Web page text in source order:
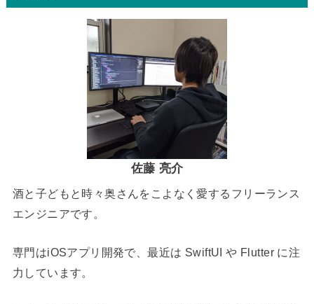
佐藤 亮介
酒と子どもと時々奥さんをこよなく愛するフリーランス
エンジニアです。
専門はiOSアプリ開発で、最近は SwiftUI や Flutter に注
力しています。